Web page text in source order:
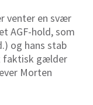
venter en svær
AGF-hold, som
og hans stab
faktisk gælder
Morten